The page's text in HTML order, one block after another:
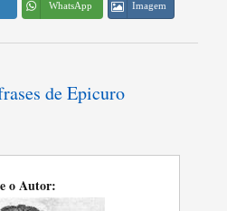
WhatsApp Imagem
de Epicuro
o Autor: